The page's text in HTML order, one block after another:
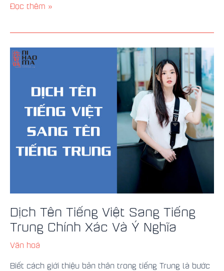
Đọc thêm »
Dịch Tên Tiếng Việt Sang Tiếng
Trung Chính Xác Và Ý Nghĩa
Văn hoá
Biết cách giới thiệu bản thân trong tiếng Trung là bước
Dịch
Tên
Trung
Chính
Xác